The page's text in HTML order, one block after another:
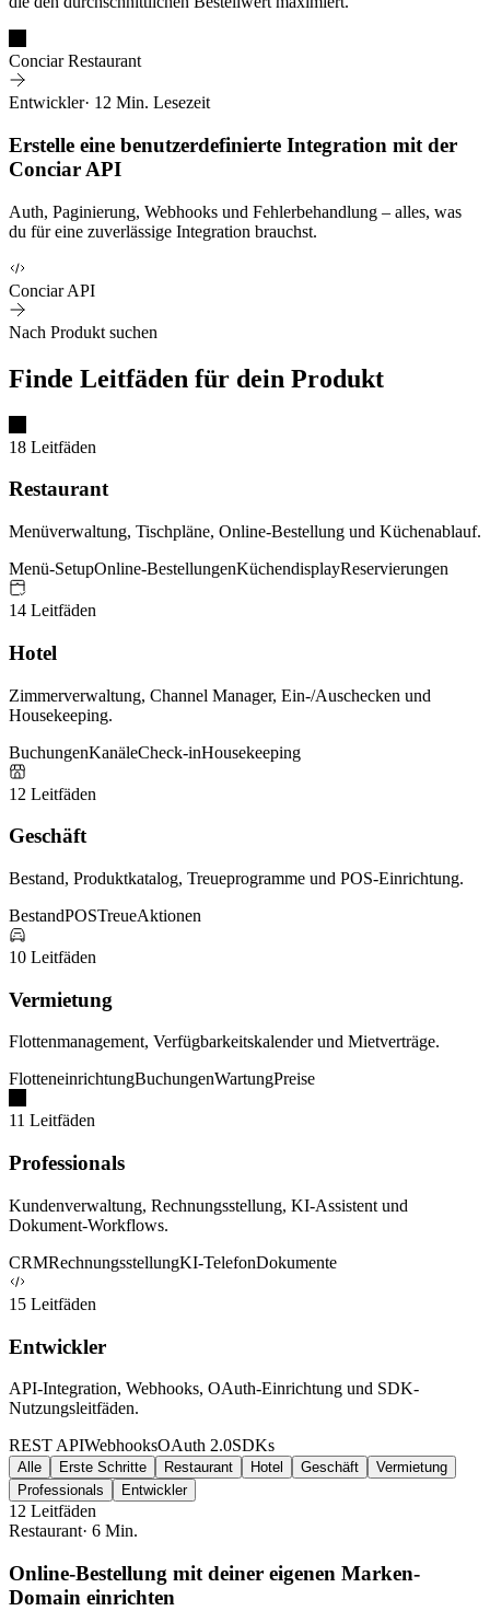
Conciar Restaurant
Entwickler· 12 Min. Lesezeit
Erstelle eine benutzerdefinierte Integration mit der
Conciar API
Auth, Paginierung, Webhooks und Fehlerbehandlung – alles, was
du für eine zuverlässige Integration brauchst.
Conciar API
Nach Produkt suchen
Finde Leitfäden für dein Produkt
18 Leitfäden
Restaurant
Menüverwaltung, Tischpläne, Online-Bestellung und Küchenablauf.
Menü-SetupOnline-BestellungenKüchendisplayReservierungen
14 Leitfäden
Hotel
Zimmerverwaltung, Channel Manager, Ein-/Auschecken und
Housekeeping.
BuchungenKanäleCheck-inHousekeeping
12 Leitfäden
Geschäft
Bestand, Produktkatalog, Treueprogramme und POS-Einrichtung.
BestandPOSTreueAktionen
10 Leitfäden
Vermietung
Flottenmanagement, Verfügbarkeitskalender und Mietverträge.
FlotteneinrichtungBuchungenWartungPreise
11 Leitfäden
Professionals
Kundenverwaltung, Rechnungsstellung, KI-Assistent und
Dokument-Workflows.
CRMRechnungsstellungKI-TelefonDokumente
15 Leitfäden
Entwickler
API-Integration, Webhooks, OAuth-Einrichtung und SDK-
Nutzungsleitfäden.
REST APIWebhooksOAuth 2.0SDKs
Alle Erste Schritte Restaurant Hotel Geschäft
Vermietung
Professionals
Entwickler
12 Leitfäden
Restaurant· 6 Min.
Online-Bestellung mit deiner eigenen Marken-
Domain einrichten